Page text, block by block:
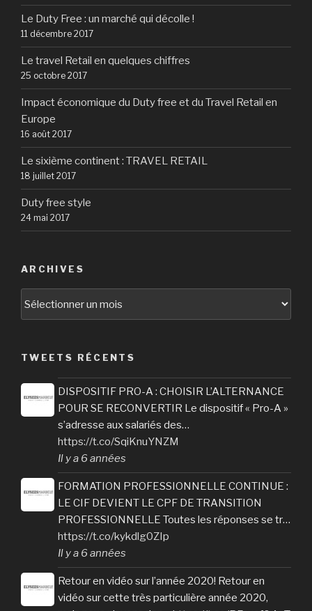
Le Duty Free : un marché qui décolle !
11 décembre 2017
Le travel Retail en quelques chiffres
25 octobre 2017
Impact économique du Duty free et du Travel Retail en
Europe
16 août 2017
Le sixième continent : TRAVEL RETAIL
18 juillet 2017
Duty free style
24 mai 2017
ARCHIVES
TWEETS RÉCENTS
DISPOSITIF PRO-A : CHOISIR L’ALTERNANCE
POUR SE RECONVERTIR Le dispositif « Pro-A »
s’adresse aux salariés des…
https://t.co/SqiKnuYNZM
Il y a 6 années
FORMATION PROFESSIONNELLE CONTINUE :
LE CIF DEVIENT LE CPF DE TRANSITION
PROFESSIONNELLE Toutes les réponses se tr…
https://t.co/kykdlg0ZIp
Il y a 6 années
Retour en vidéo sur l’année 2020! Retour en
vidéo sur cette très particulière année 2020,